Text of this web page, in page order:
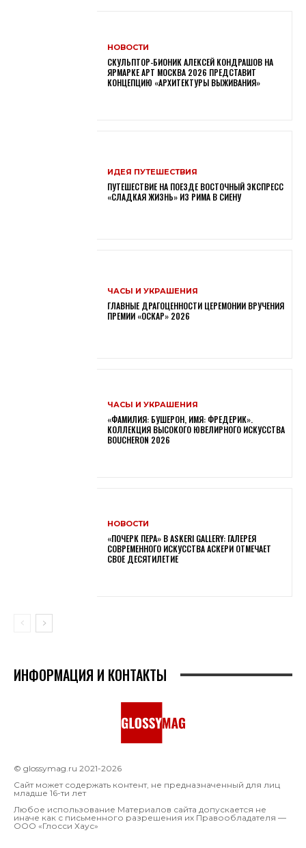
НОВОСТИ
СКУЛЬПТОР-БИОНИК АЛЕКСЕЙ КОНДРАШОВ НА
ЯРМАРКЕ АРТ МОСКВА 2026 ПРЕДСТАВИТ
КОНЦЕПЦИЮ «АРХИТЕКТУРЫ ВЫЖИВАНИЯ»
ИДЕЯ ПУТЕШЕСТВИЯ
ПУТЕШЕСТВИЕ НА ПОЕЗДЕ ВОСТОЧНЫЙ ЭКСПРЕСС
«СЛАДКАЯ ЖИЗНЬ» ИЗ РИМА В СИЕНУ
ЧАСЫ И УКРАШЕНИЯ
ГЛАВНЫЕ ДРАГОЦЕННОСТИ ЦЕРЕМОНИИ ВРУЧЕНИЯ
ПРЕМИИ «ОСКАР» 2026
ЧАСЫ И УКРАШЕНИЯ
«ФАМИЛИЯ: БУШЕРОН, ИМЯ: ФРЕДЕРИК».
КОЛЛЕКЦИЯ ВЫСОКОГО ЮВЕЛИРНОГО ИСКУССТВА
BOUCHERON 2026
НОВОСТИ
«ПОЧЕРК ПЕРА» В ASKERI GALLERY: ГАЛЕРЕЯ
СОВРЕМЕННОГО ИСКУССТВА АСКЕРИ ОТМЕЧАЕТ
СВОЕ ДЕСЯТИЛЕТИЕ
ИНФОРМАЦИЯ И КОНТАКТЫ
© glossymag.ru 2021-2026
Сайт может содержать контент, не предназначенный для лиц
младше 16-ти лет
Любое использование Материалов сайта допускается не
иначе как с письменного разрешения их Правообладателя —
OOO «Глосси Хаус»